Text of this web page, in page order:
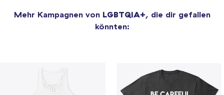
Mehr Kampagnen von LGBTQIA+, die dir gefallen
könnten: